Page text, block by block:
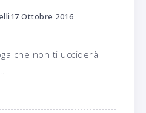
17 Ottobre 2016
che non ti ucciderà